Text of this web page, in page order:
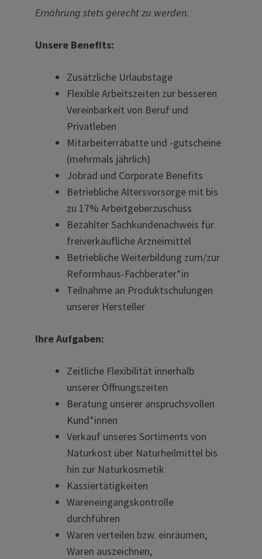
Ernährung stets gerecht zu werden.
Unsere Benefits:
Zusätzliche Urlaubstage
Flexible Arbeitszeiten zur besseren
Vereinbarkeit von Beruf und
Privatleben
Mitarbeiterrabatte und -gutscheine
(mehrmals jährlich)
Jobrad und Corporate Benefits
Betriebliche Altersvorsorge mit bis
zu 17% Arbeitgeberzuschuss
Bezahlter Sachkundenachweis für
freiverkäufliche Arzneimittel
Betriebliche Weiterbildung zum/zur
Reformhaus-Fachberater*in
Teilnahme an Produktschulungen
unserer Hersteller
Ihre Aufgaben:
Zeitliche Flexibilität innerhalb
unserer Öffnungszeiten
Beratung unserer anspruchsvollen
Kund*innen
Verkauf unseres Sortiments von
Naturkost über Naturheilmittel bis
hin zur Naturkosmetik
Kassiertätigkeiten
Wareneingangskontrolle
durchführen
Waren verteilen bzw. einräumen,
Waren auszeichnen,